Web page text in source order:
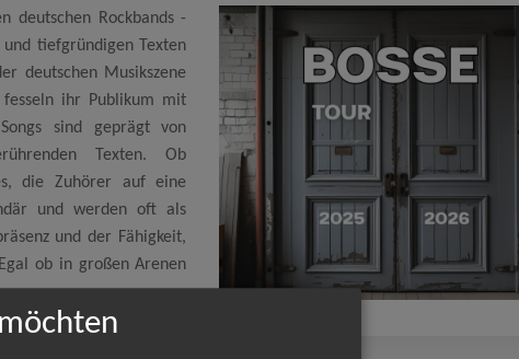
deutschen Rockbands -
tiefgründigen Texten
deutschen Musikszene
fesseln ihr Publikum mit
sind geprägt von
Texten. Ob
die Zuhörer auf eine
und werden oft als
und der Fähigkeit,
ob in großen Arenen